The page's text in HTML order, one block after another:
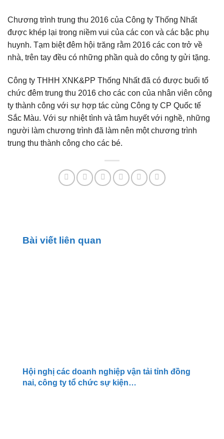
Chương trình trung thu 2016 của Công ty Thống Nhất
được khép lại trong niềm vui của các con và các bậc phụ
huynh. Tạm biệt đêm hội trăng rằm 2016 các con trở về
nhà, trên tay đều có những phần quà do công ty gửi tặng.
Công ty THHH XNK&PP Thống Nhất đã có được buổi tổ
chức đêm trung thu 2016 cho các con của nhân viên công
ty thành công với sự hợp tác cùng Công ty CP Quốc tế
Sắc Màu. Với sự nhiệt tình và tâm huyết với nghề, những
người làm chương trình đã làm nên một chương trình
trung thu thành công cho các bé.
Bài viết liên quan
Hội nghị các doanh nghiệp vận tải tỉnh đồng
nai, công ty tổ chức sự kiện…